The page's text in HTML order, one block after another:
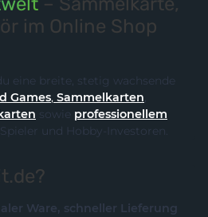
im Online Shop
eine breite, stetig wachsende
Card Games, Sammelkarten,
sowie professionellem
und Hobby-Investoren.
Ware, schneller Lieferung